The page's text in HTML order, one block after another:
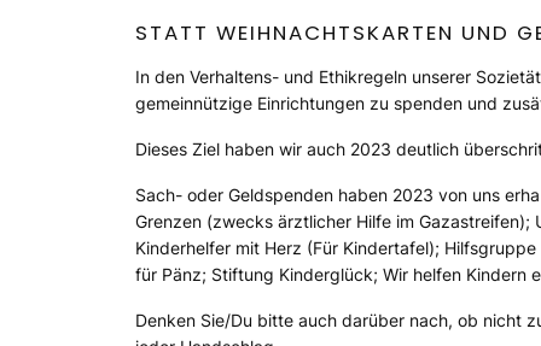
STATT WEIHNACHTSKARTEN UND
In den Verhaltens- und Ethikregeln unserer
gemeinnützige Einrichtungen zu spenden und
Dieses Ziel haben wir auch 2023 deutlich
Sach- oder Geldspenden haben 2023 von uns
Grenzen (zwecks ärztlicher Hilfe im Gazastreifen);
Kinderhelfer mit Herz (Für Kindertafel);
für Pänz; Stiftung Kinderglück; Wir helfen Kindern
Denken Sie/Du bitte auch darüber nach, ob nicht